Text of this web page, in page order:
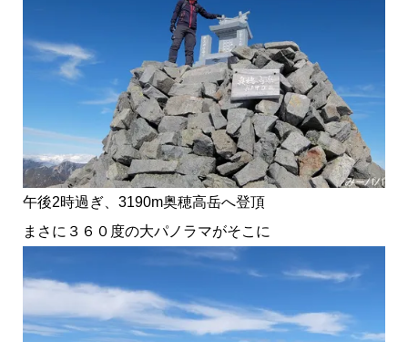
午後2時過ぎ、3190m奥穂高岳へ登頂
まさに３６０度の大パノラマがそこに